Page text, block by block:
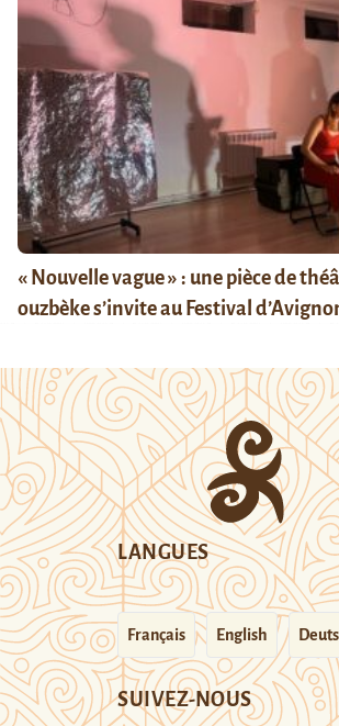
« Nouvelle vague » : une pièce de
ouzbèke s’invite au Festival
LANGUES
Français English
SUIVEZ-NOUS